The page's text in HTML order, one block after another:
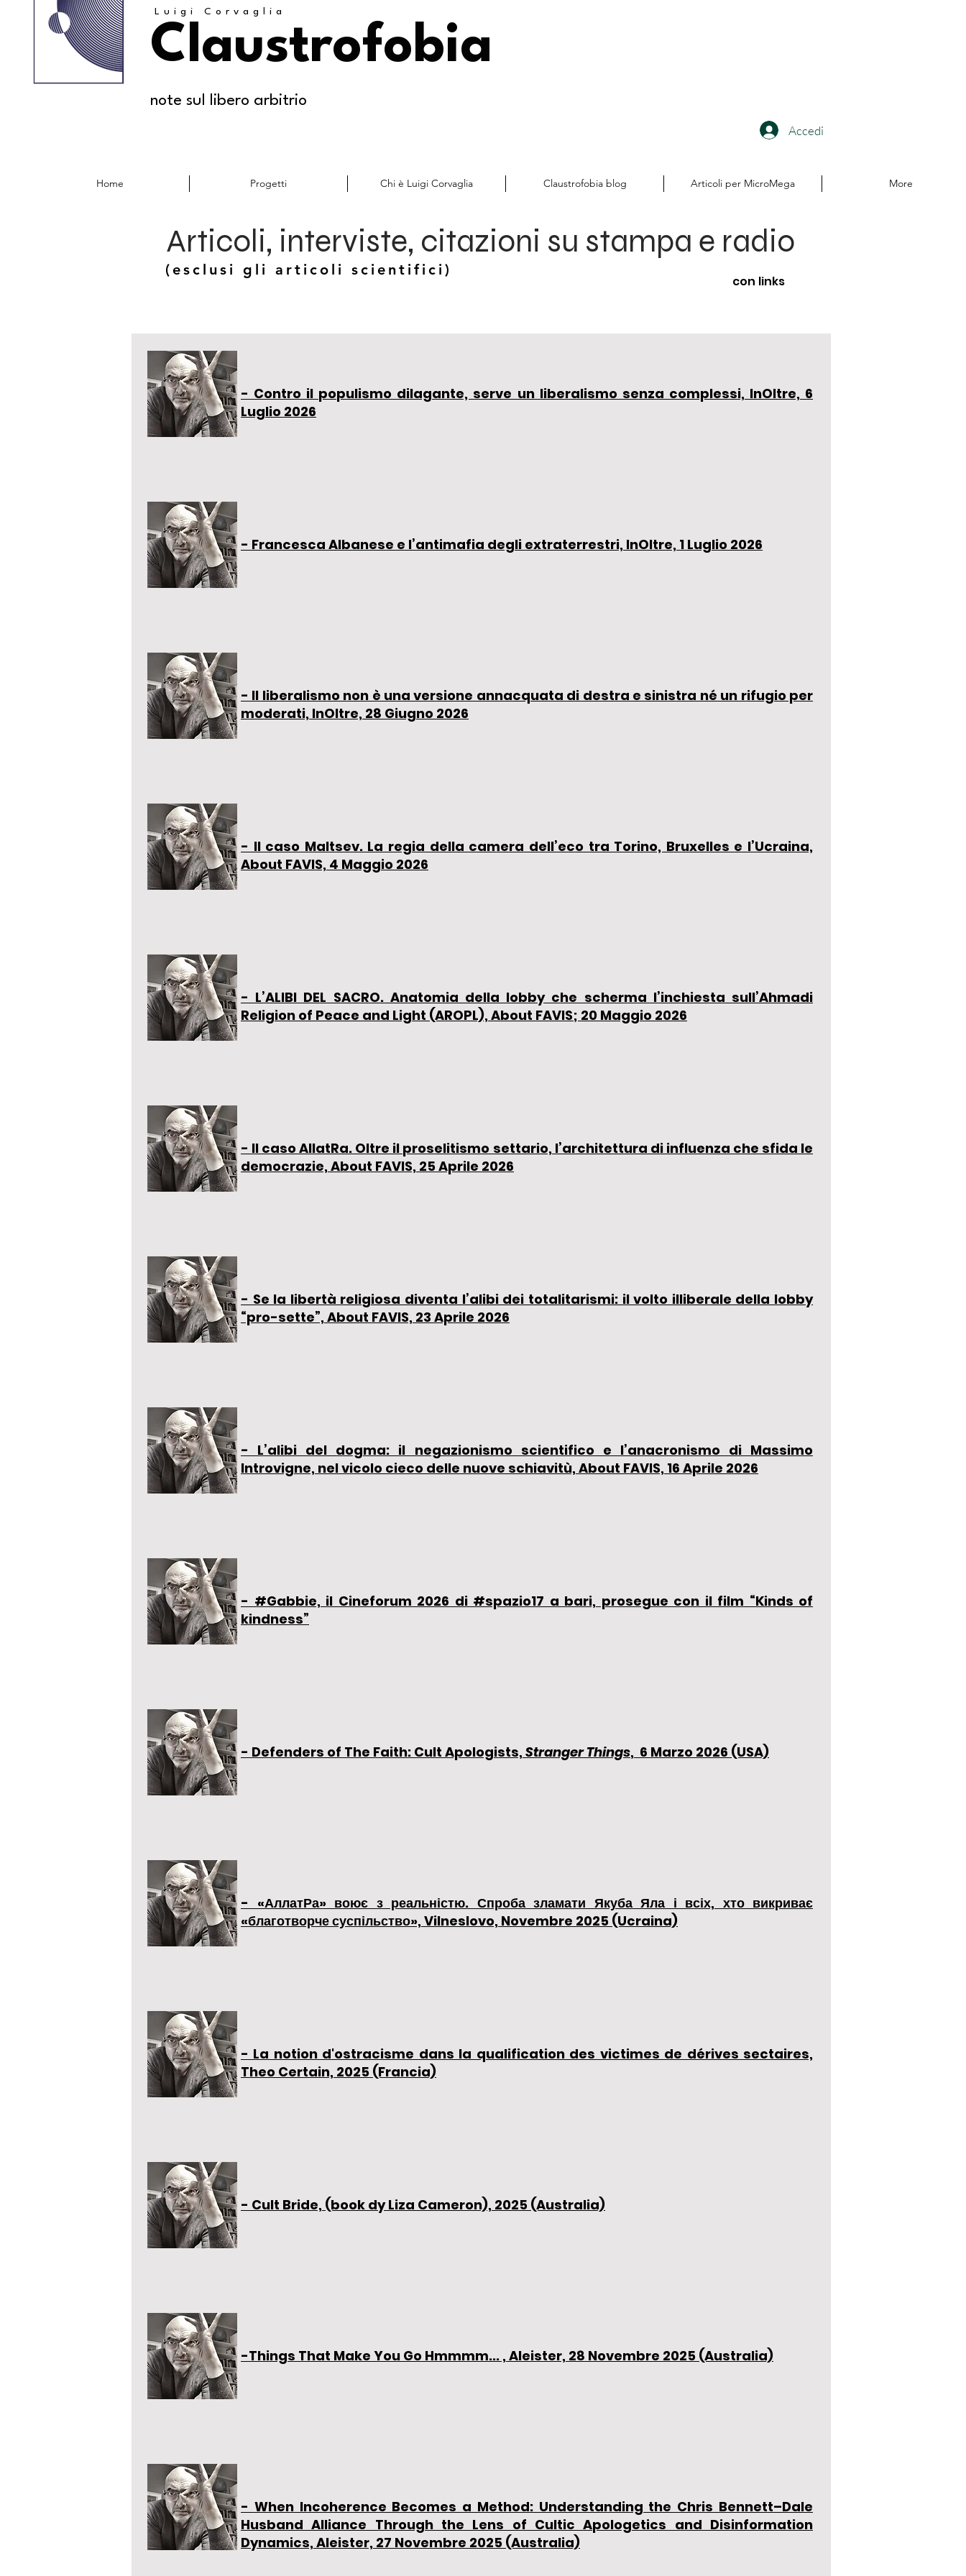
Luigi Corvaglia
Claustrofobia
note sul libero arbitrio
Accedi
Home Progetti Chi è Luigi Corvaglia Claustrofobia blog Articoli per MicroMega More
Articoli, interviste, citazioni su stampa e radio
(esclusi gli articoli scientifici)
con links
- Contro il populismo dilagante, serve un liberalismo senza complessi, InOltre, 6
Luglio 2026
- Francesca Albanese e l’antimafia degli extraterrestri, InOltre, 1 Luglio 2026
- Il liberalismo non è una versione annacquata di destra e sinistra né un rifugio per
moderati, InOltre, 28 Giugno 2026
- Il caso Maltsev. La regia della camera dell’eco tra Torino, Bruxelles e l’Ucraina,
About FAVIS, 4 Maggio 2026
- L’ALIBI DEL SACRO. Anatomia della lobby che scherma l’inchiesta sull’Ahmadi
Religion of Peace and Light (AROPL), About FAVIS; 20 Maggio 2026
- Il caso AllatRa. Oltre il proselitismo settario, l’architettura di influenza che sfida le
democrazie, About FAVIS, 25 Aprile 2026
- Se la libertà religiosa diventa l’alibi dei totalitarismi: il volto illiberale della lobby
“pro-sette”, About FAVIS, 23 Aprile 2026
- L’alibi del dogma: il negazionismo scientifico e l’anacronismo di Massimo
Introvigne, nel vicolo cieco delle nuove schiavitù, About FAVIS, 16 Aprile 2026
- #Gabbie, il Cineforum 2026 di #spazio17 a bari, prosegue con il film “Kinds of
kindness”
- Defenders of The Faith: Cult Apologists, Stranger Things, 6 Marzo 2026 (USA)
- «АллатРа» воює з реальністю. Спроба зламати Якуба Яла і всіх, хто викриває
«благотворче суспільство», Vilneslovo, Novembre 2025 (Ucraina)
- La notion d'ostracisme dans la qualification des victimes de dérives sectaires,
Theo Certain, 2025 (Francia)
- Cult Bride, (book dy Liza Cameron), 2025 (Australia)
-Things That Make You Go Hmmmm... , Aleister, 28 Novembre 2025 (Australia)
- When Incoherence Becomes a Method: Understanding the Chris Bennett–Dale
Husband Alliance Through the Lens of Cultic Apologetics and Disinformation
Dynamics, Aleister, 27 Novembre 2025 (Australia)